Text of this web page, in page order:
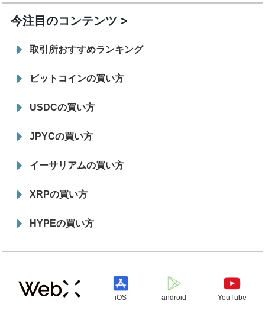
今注目のコンテンツ
取引所おすすめランキング
ビットコインの買い方
USDCの買い方
JPYCの買い方
イーサリアムの買い方
XRPの買い方
HYPEの買い方
iOS android YouTube